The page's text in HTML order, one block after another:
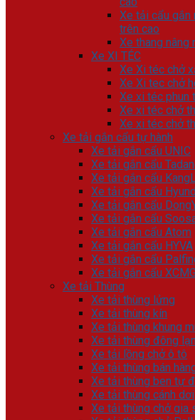
Xe tải cẩu gắn
trên cao
Xe thang nâng
Xe XI TÉC
Xe Xi téc chở
Xe Xi tec chở
Xe xi téc phun
Xe xi téc chở
Xe xi téc chở
Xe tải gắn cẩu tự hành
Xe tải gắn cẩu UNIC
Xe tải gắn cẩu
Xe tải gắn cẩu
Xe tải gắn cẩu
Xe tải gắn cẩu
Xe tải gắn cẩu
Xe tải gắn cẩu Atom
Xe tải gắn cẩu HYVA
Xe tải gắn cẩu
Xe tải gắn cẩu XCMG
Xe tải Thùng
Xe tải thùng lửng
Xe tải thùng kín
Xe tải thùng khung
Xe tải thùng đông
Xe tải lồng chở ô tô
Xe tải thùng bán
Xe tải thùng ben tự
Xe tải thùng cánh dơi
Xe tải thùng chở gia